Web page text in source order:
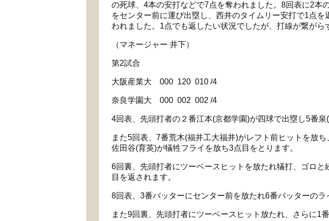
の死球、 4本の安打などで7点を奪われました。 8回表に2本
をセンター前に運び出塁し、西井のタイムリー安打で1点を
われました。 1点でも返したい状況でしたが、打線が繋がら
（マネージャー 井下）
第2試合
大阪産業大 000 120 010 /4
奈良学園大 000 002 002 /4
4回表、先頭打者の２番江本(京都学園)が四球で出塁し5番泉(
また5回表、 7番荒木(福井工大福井)がレフト前ヒットを放ち
佐田谷(育英)が犠牲フライを放ち3点目をとります。
6回裏、先頭打者にツーベースヒットを放たれ犠打、ゴロと
目を返されます。
8回表、 3番バッターにセンター前を放たれ6番バッターのラ
また9回裏、先頭打者にツーベースヒット放たれ、さらに1